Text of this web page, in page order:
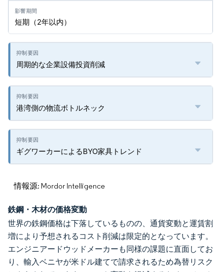
短期（2年以内）
周期的な企業設備投資削減
港湾側の物流ボトルネック
ギグワーカーによるBYO家具トレンド
情報源: Mordor Intelligence
鉄鋼・木材の価格変動
世界の鉄鋼価格は下落しているものの、通貨変動と運賃割
増により予想されるコスト削減は限定的となっています。
エンジニアードウッドメーカーも同様の課題に直面してお
り、輸入ベニヤが米ドル建てで請求されるため為替リスク